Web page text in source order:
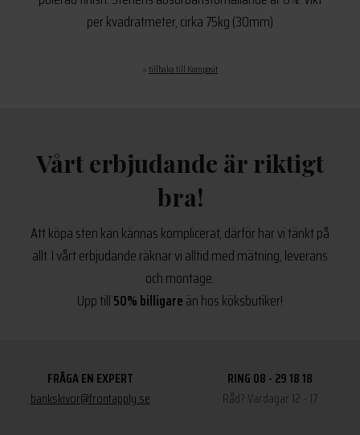
per kvadratmeter, cirka 75kg (30mm)
<tillbaka till Komposit
Vårt erbjudande är riktigt
bra!
Att köpa sten kan kännas komplicerat, därför har vi tänkt på
allt. I vårt erbjudande räknar vi alltid med mätning, leverans
och montage.
Upp till50% billigareän hos köksbutiker!
FRÅGA EN EXPERT
bankskivor@frontapply.se
RING 08 - 29 18 18
Råd? Vardagar 12 - 17